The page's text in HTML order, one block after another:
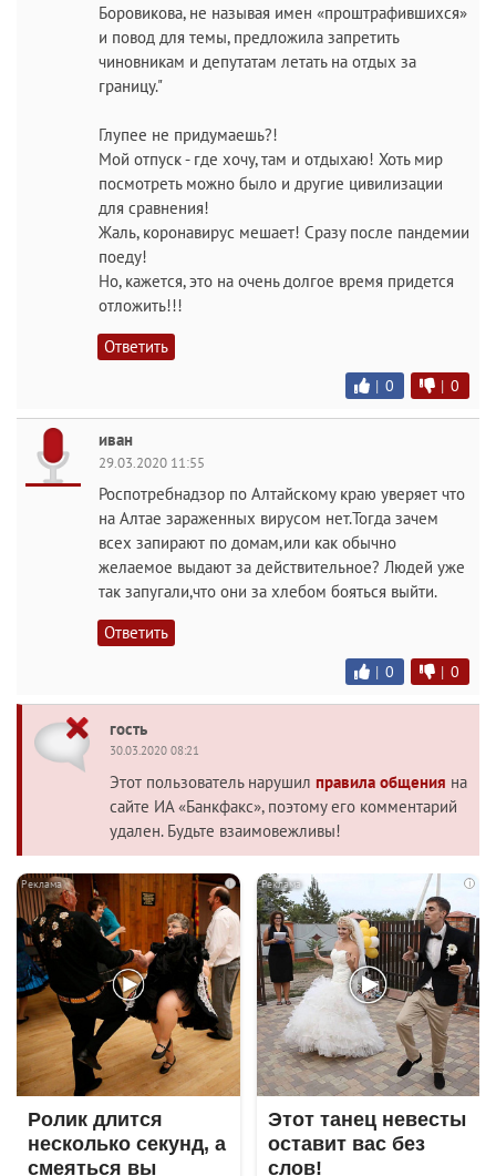
Боровикова, не называя имен «проштрафившихся»
и повод для темы, предложила запретить
чиновникам и депутатам летать на отдых за
границу."
Глупее не придумаешь?!
Мой отпуск - где хочу, там и отдыхаю! Хоть мир
посмотреть можно было и другие цивилизации
для сравнения!
Жаль, коронавирус мешает! Сразу после пандемии
поеду!
Но, кажется, это на очень долгое время придется
отложить!!!
Ответить
| 0 | 0
иван
29.03.2020 11:55
Роспотребнадзор по Алтайскому краю уверяет что
на Алтае зараженных вирусом нет.Тогда зачем
всех запирают по домам,или как обычно
желаемое выдают за действительное? Людей уже
так запугали,что они за хлебом бояться выйти.
Ответить
| 0 | 0
гость
30.03.2020 08:21
Этот пользователь нарушил правила общения на
сайте ИА «Банкфакс», поэтому его комментарий
удален. Будьте взаимовежливы!
i
Ролик длится
несколько секунд, а
смеяться вы
i
Этот танец невесты
оставит вас без
слов!